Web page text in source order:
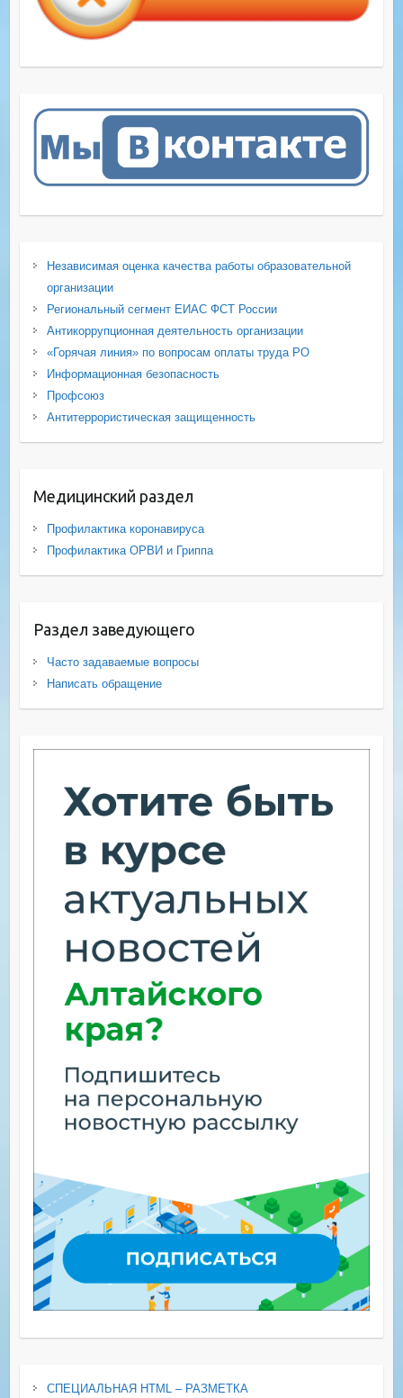
Независимая оценка качества работы образовательной
организации
Региональный сегмент ЕИАС ФСТ России
Антикоррупционная деятельность организации
«Горячая линия» по вопросам оплаты труда РО
Информационная безопасность
Профсоюз
Антитеррористическая защищенность
Медицинский раздел
Профилактика коронавируса
Профилактика ОРВИ и Гриппа
Раздел заведующего
Часто задаваемые вопросы
Написать обращение
СПЕЦИАЛЬНАЯ HTML – РАЗМЕТКА